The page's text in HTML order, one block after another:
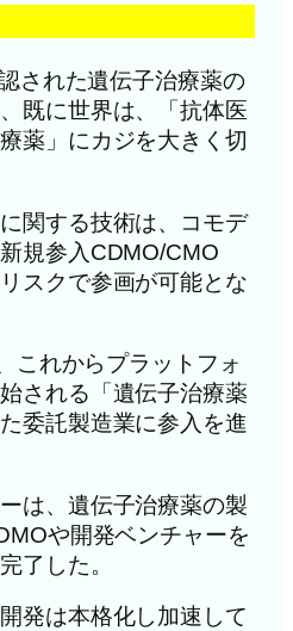
された遺伝子治療薬の
既に世界は、「抗体医
薬」にカジを大きく切
関する技術は、コモデ
規参入CDMO/CMO
スクで参画が可能とな
これからプラットフォ
される「遺伝子治療薬
委託製造業に参入を進
は、遺伝子治療薬の製
や開発ベンチャーを
了した。
発は本格化し加速して